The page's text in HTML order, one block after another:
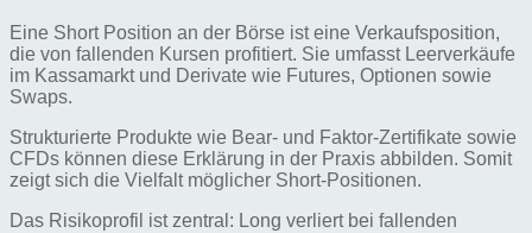
Eine Short Position an der Börse ist eine Verkaufsposition,
die von fallenden Kursen profitiert. Sie umfasst Leerverkäufe
im Kassamarkt und Derivate wie Futures, Optionen sowie
Swaps.
Strukturierte Produkte wie Bear- und Faktor-Zertifikate sowie
CFDs können diese Erklärung in der Praxis abbilden. Somit
zeigt sich die Vielfalt möglicher Short-Positionen.
Das Risikoprofil ist zentral: Long verliert bei fallenden